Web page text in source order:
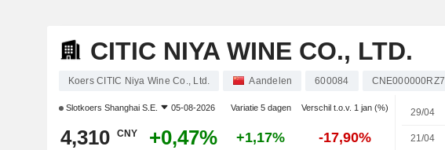
CITIC NIYA WINE CO., LTD.
Koers CITIC Niya Wine Co., Ltd. Aandelen 600084 CNE000000RZ7
Slotkoers Shanghai S.E. 05-08-2026 Variatie 5 dagen Verschil t.o.v. 1 jan (%)
4,310 CNY +0,47% +1,17% -17,90%
29/04
21/04